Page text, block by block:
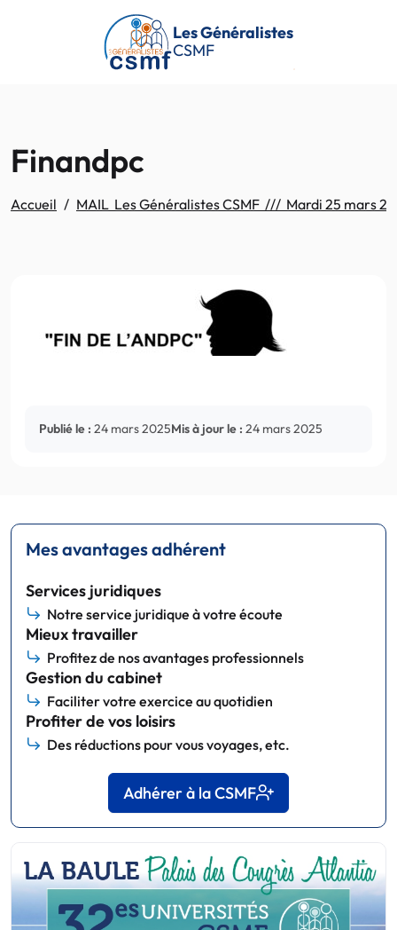
Passer au contenu principal
Les Généralistes
CSMF
Finandpc
Accueil MAIL Les Généralistes CSMF /// Mardi 25 mars
Publié le : 24 mars 2025Mis à jour le : 24 mars 2025
Mes avantages adhérent
Services juridiques
Notre service juridique à votre écoute
Mieux travailler
Profitez de nos avantages professionnels
Gestion du cabinet
Faciliter votre exercice au quotidien
Profiter de vos loisirs
Des réductions pour vous voyages, etc.
Adhérer à la CSMF